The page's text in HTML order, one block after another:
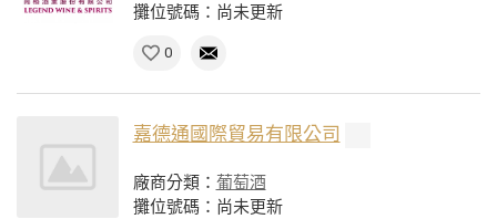
攤位號碼：尚未更新
0
嘉德通國際貿易有限公司
廠商分類： 葡萄酒
攤位號碼：尚未更新